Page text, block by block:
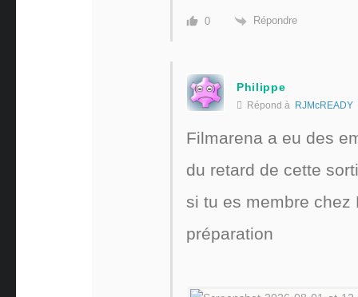
0 Répondre
Philippe
Répond à RJMcREADY
Filmarena a eu des
du retard de cette
si tu es membre
préparation